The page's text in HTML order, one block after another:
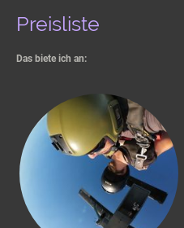
Preisliste
Das biete ich an: